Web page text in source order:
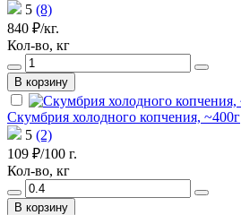
5 (8)
840 ₽/кг.
Кол-во, кг
В корзину
Скумбрия холодного копчения, ~400г
5 (2)
109 ₽/100 г.
Кол-во, кг
В корзину